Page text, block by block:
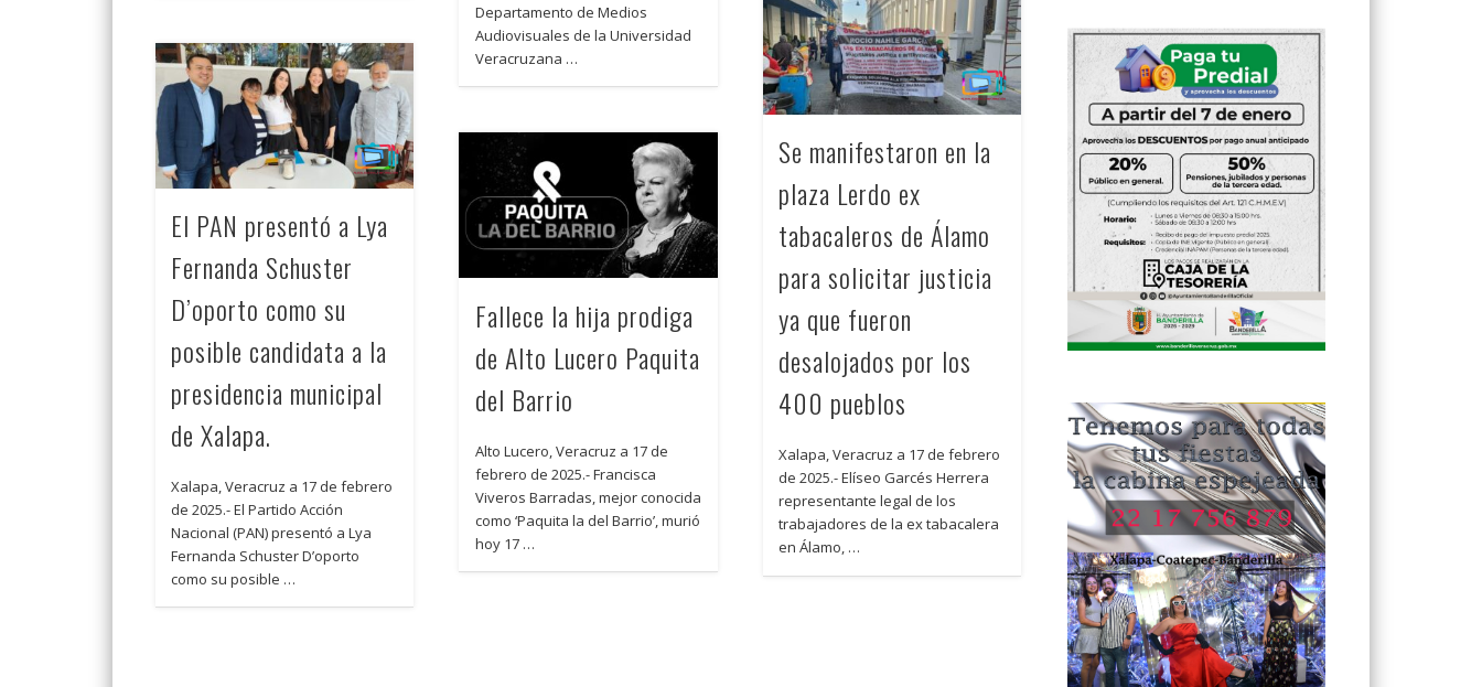
Departamento de Medios
Audiovisuales de la Universidad
Veracruzana …
Se manifestaron en la
plaza Lerdo ex
tabacaleros de Álamo
para solicitar justicia
ya que fueron
desalojados por los
400 pueblos
Xalapa, Veracruz a 17 de febrero
de 2025.- Elíseo Garcés Herrera
representante legal de los
trabajadores de la ex tabacalera
en Álamo, …
El PAN presentó a Lya
Fernanda Schuster
D’oporto como su
posible candidata a la
presidencia municipal
de Xalapa.
Xalapa, Veracruz a 17 de febrero
de 2025.- El Partido Acción
Nacional (PAN) presentó a Lya
Fernanda Schuster D’oporto
como su posible …
Fallece la hija prodiga
de Alto Lucero Paquita
del Barrio
Alto Lucero, Veracruz a 17 de
febrero de 2025.- Francisca
Viveros Barradas, mejor conocida
como ‘Paquita la del Barrio’, murió
hoy 17 …